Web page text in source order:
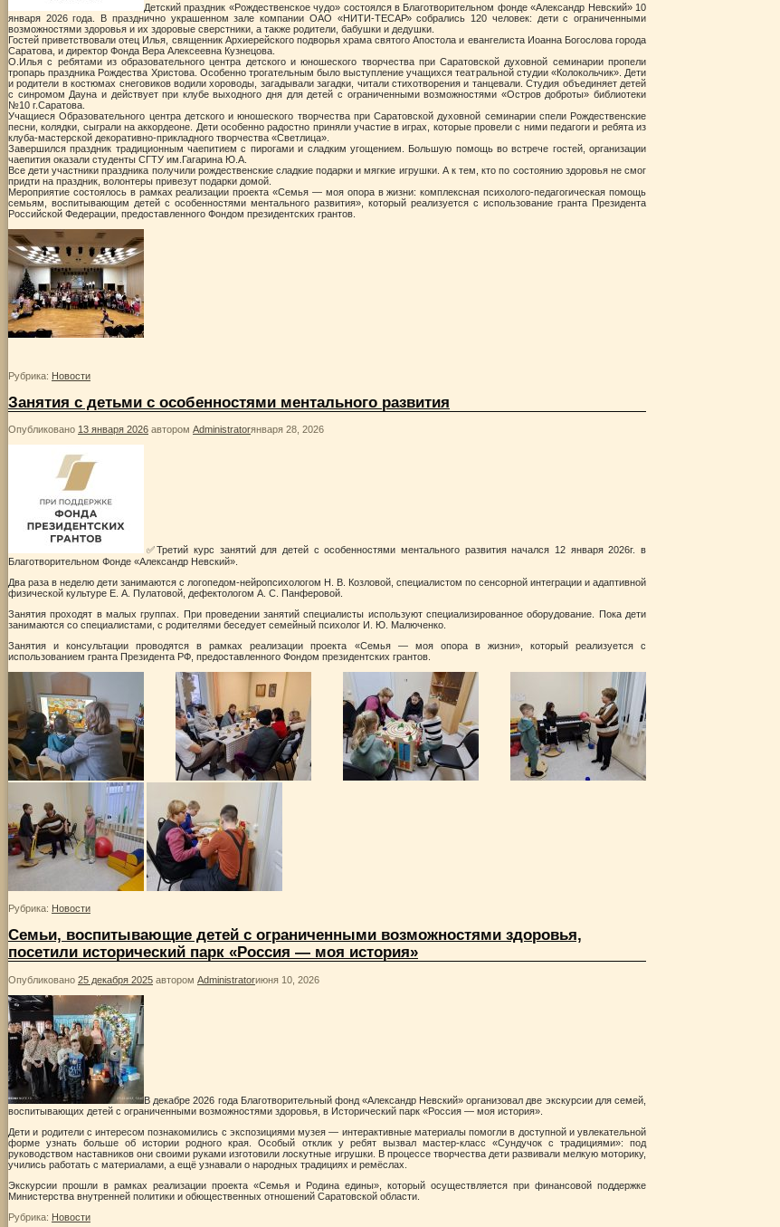
Детский праздник «Рождественское чудо» состоялся в Благотворительном фонде «Александр Невский» 10
января 2026 года. В празднично украшенном зале компании ОАО «НИТИ-ТЕСАР» собрались 120 человек: дети с ограниченными
возможностями здоровья и их здоровые сверстники, а также родители, бабушки и дедушки.
Гостей приветствовали отец Илья, священник Архиерейского подворья храма святого Апостола и евангелиста Иоанна Богослова города
Саратова, и директор Фонда Вера Алексеевна Кузнецова.
О.Илья с ребятами из образовательного центра детского и юношеского творчества при Саратовской духовной семинарии пропели
тропарь праздника Рождества Христова. Особенно трогательным было выступление учащихся театральной студии «Колокольчик». Дети
и родители в костюмах снеговиков водили хороводы, загадывали загадки, читали стихотворения и танцевали. Студия объединяет детей
с синромом Дауна и действует при клубе выходного дня для детей с ограниченными возможностями «Остров доброты» библиотеки
№10 г.Саратова.
Учащиеся Образовательного центра детского и юношеского творчества при Саратовской духовной семинарии спели Рождественские
песни, колядки, сыграли на аккордеоне. Дети особенно радостно приняли участие в играх, которые провели с ними педагоги и ребята из
клуба-мастерской декоративно-прикладного творчества «Светлица».
Завершился праздник традиционным чаепитием с пирогами и сладким угощением. Большую помощь во встрече гостей, организации
чаепития оказали студенты СГТУ им.Гагарина Ю.А.
Все дети участники праздника получили рождественские сладкие подарки и мягкие игрушки. А к тем, кто по состоянию здоровья не смог
придти на праздник, волонтеры привезут подарки домой.
Мероприятие состоялось в рамках реализации проекта «Семья — моя опора в жизни: комплексная психолого-педагогическая помощь
семьям, воспитывающим детей с особенностями ментального развития», который реализуется с использование гранта Президента
Российской Федерации, предоставленного Фондом президентских грантов.
Рубрика: Новости
Занятия с детьми с особенностями ментального развития
Опубликовано 13 января 2026 автором Administratorянваря 28, 2026
✅Третий курс занятий для детей с особенностями ментального развития начался 12 января 2026г. в
Благотворительном Фонде «Александр Невский».
Два раза в неделю дети занимаются с логопедом-нейропсихологом Н. В. Козловой, специалистом по сенсорной интеграции и адаптивной
физической культуре Е. А. Пулатовой, дефектологом А. С. Панферовой.
Занятия проходят в малых группах. При проведении занятий специалисты используют специализированное оборудование. Пока дети
занимаются со специалистами, с родителями беседует семейный психолог И. Ю. Малюченко.
Занятия и консультации проводятся в рамках реализации проекта «Семья — моя опора в жизни», который реализуется с
использованием гранта Президента РФ, предоставленного Фондом президентских грантов.
Рубрика: Новости
Семьи, воспитывающие детей с ограниченными возможностями здоровья,
посетили исторический парк «Россия — моя история»
Опубликовано 25 декабря 2025 автором Administratorиюня 10, 2026
В декабре 2026 года Благотворительный фонд «Александр Невский» организовал две экскурсии для семей,
воспитывающих детей с ограниченными возможностями здоровья, в Исторический парк «Россия — моя история».
Дети и родители с интересом познакомились с экспозициями музея — интерактивные материалы помогли в доступной и увлекательной
форме узнать больше об истории родного края. Особый отклик у ребят вызвал мастер‑класс «Сундучок с традициями»: под
руководством наставников они своими руками изготовили лоскутные игрушки. В процессе творчества дети развивали мелкую моторику,
учились работать с материалами, а ещё узнавали о народных традициях и ремёслах.
Экскурсии прошли в рамках реализации проекта «Семья и Родина едины», который осуществляется при финансовой поддержке
Министерства внутренней политики и обющественных отношений Саратовской области.
Рубрика: Новости